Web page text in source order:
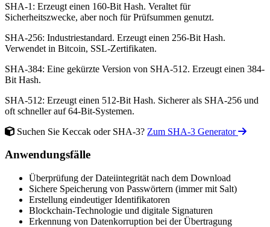
SHA-1: Erzeugt einen 160-Bit Hash. Veraltet für
Sicherheitszwecke, aber noch für Prüfsummen genutzt.
SHA-256: Industriestandard. Erzeugt einen 256-Bit Hash.
Verwendet in Bitcoin, SSL-Zertifikaten.
SHA-384: Eine gekürzte Version von SHA-512. Erzeugt einen 384-
Bit Hash.
SHA-512: Erzeugt einen 512-Bit Hash. Sicherer als SHA-256 und
oft schneller auf 64-Bit-Systemen.
Suchen Sie Keccak oder SHA-3? Zum SHA-3 Generator
Anwendungsfälle
Überprüfung der Dateiintegrität nach dem Download
Sichere Speicherung von Passwörtern (immer mit Salt)
Erstellung eindeutiger Identifikatoren
Blockchain-Technologie und digitale Signaturen
Erkennung von Datenkorruption bei der Übertragung